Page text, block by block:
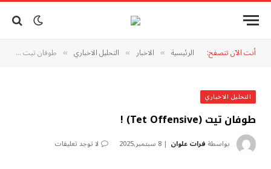
أنت الآن تتصفح: الرئيسية » الاخبار » التحليل الاخباري » ‏طوفان تيت (Tet Offensive) !
التحليل الاخباري
‏طوفان تيت (Tet Offensive) !
بواسطة فرات علوان 8 سبتمبر,2025 لا توجد تعليقات